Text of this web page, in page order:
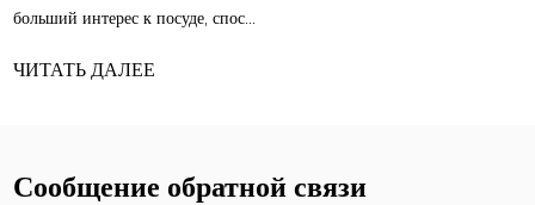
Сообщение обратной связи